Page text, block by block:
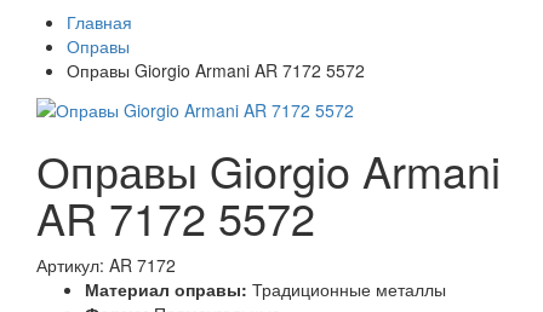
Главная
Оправы
Оправы Giorgio Armani AR 7172 5572
Оправы Giorgio Armani
AR 7172 5572
Артикул: AR 7172
Материал оправы: Традиционные металлы